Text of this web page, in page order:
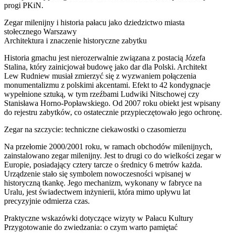
progi PKiN.
Zegar milenijny i historia pałacu jako dziedzictwo miasta
stołecznego Warszawy
Architektura i znaczenie historyczne zabytku
Historia gmachu jest nierozerwalnie związana z postacią Józefa
Stalina, który zainicjował budowę jako dar dla Polski. Architekt
Lew Rudniew musiał zmierzyć się z wyzwaniem połączenia
monumentalizmu z polskimi akcentami. Efekt to 42 kondygnacje
wypełnione sztuką, w tym rzeźbami Ludwiki Nitschowej czy
Stanisława Horno-Popławskiego. Od 2007 roku obiekt jest wpisany
do rejestru zabytków, co ostatecznie przypieczętowało jego ochronę.
Zegar na szczycie: techniczne ciekawostki o czasomierzu
Na przełomie 2000/2001 roku, w ramach obchodów milenijnych,
zainstalowano zegar milenijny. Jest to drugi co do wielkości zegar w
Europie, posiadający cztery tarcze o średnicy 6 metrów każda.
Urządzenie stało się symbolem nowoczesności wpisanej w
historyczną tkankę. Jego mechanizm, wykonany w fabryce na
Uralu, jest świadectwem inżynierii, która mimo upływu lat
precyzyjnie odmierza czas.
Praktyczne wskazówki dotyczące wizyty w Pałacu Kultury
Przygotowanie do zwiedzania: o czym warto pamiętać